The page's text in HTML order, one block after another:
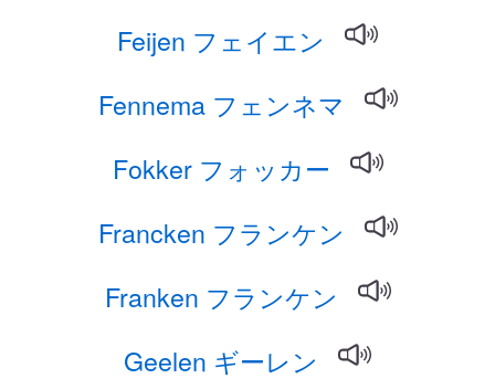
Feijen フェイエン
Fennema フェンネマ
Fokker フォッカー
Francken フランケン
Franken フランケン
Geelen ギーレン